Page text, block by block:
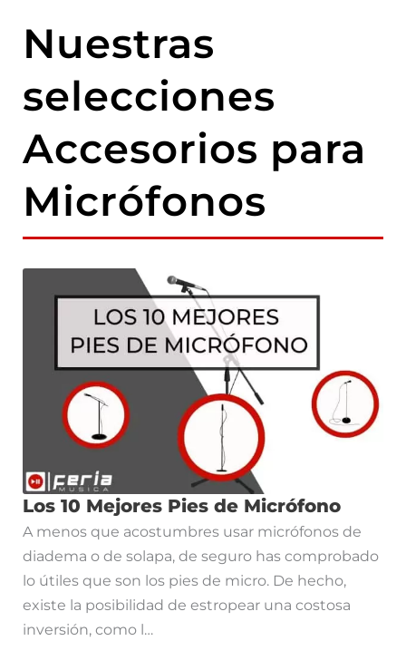
Nuestras
selecciones
Accesorios para
Micrófonos
Los 10 Mejores Pies de Micrófono
A menos que acostumbres usar micrófonos de
diadema o de solapa, de seguro has comprobado
lo útiles que son los pies de micro. De hecho,
existe la posibilidad de estropear una costosa
inversión, como l…